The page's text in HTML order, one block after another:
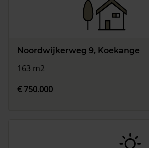
Noordwijkerweg 9, Koekange
163 m2
€ 750.000